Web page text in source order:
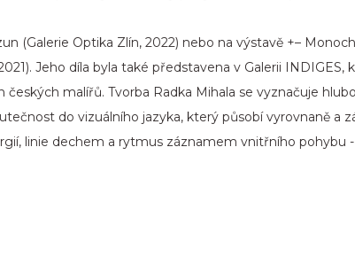
(Galerie Optika Zlín, 2022) nebo na výstavě +–
Jeho díla byla také představena v Galerii INDIGES,
českých malířů. Tvorba Radka Mihala se vyznačuje
do vizuálního jazyka, který působí vyrovnaně a
linie dechem a rytmus záznamem vnitřního pohybu